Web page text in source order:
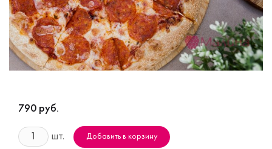
790 руб.
шт. Добавить в корзину